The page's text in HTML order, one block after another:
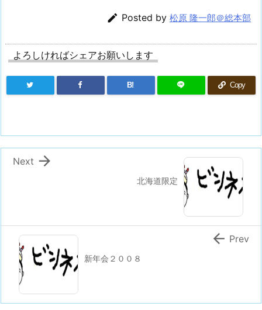
 Posted by 松原 隆一郎＠総本部
よろしければシェアお願いします
B! Copy
北海道限定

Next
新年会２００８
 Prev